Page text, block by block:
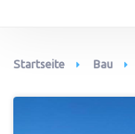
Startseite Bau